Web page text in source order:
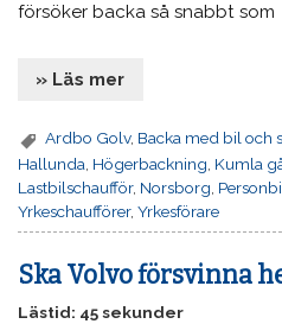
försöker backa så snabbt som
» Läs mer
Ardbo Golv, Backa med bil och
Hallunda Högerbackning Kumla
Lastbilschaufför, Norsborg
Yrkeschaufförer,Yrkesförare
Ska Volvo försvinna
Lästid: 45 sekunder